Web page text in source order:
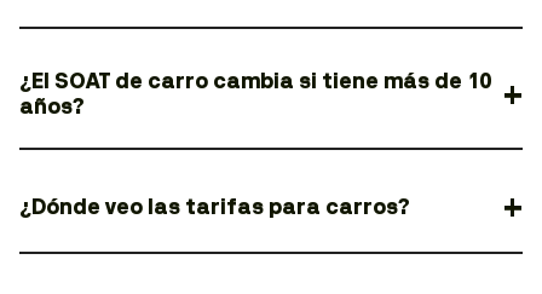
¿El SOAT de carro cambia si tiene más de 10
años?
¿Dónde veo las tarifas para carros?